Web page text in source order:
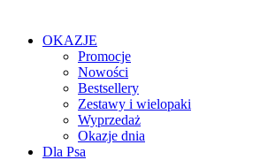
OKAZJE
Promocje
Nowości
Bestsellery
Zestawy i wielopaki
Wyprzedaż
Okazje dnia
Dla Psa